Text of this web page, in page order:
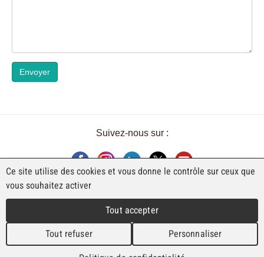
Envoyer
Suivez-nous sur :
UNE EXPOSITION DE FAJI SA
Rue Industrielle 98
CH-2740 Moutier
T. +41 (0)32 492 70 10
info@faji.ch
Ce site utilise des cookies et vous donne le contrôle sur ceux que
vous souhaitez activer
Tout accepter
Tout refuser Personnaliser